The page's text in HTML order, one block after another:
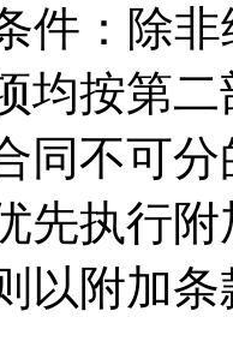
件：除非
均按第
同不可
先执行
以附加